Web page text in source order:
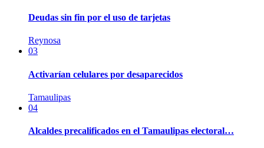
Deudas sin fin por el uso de tarjetas
Reynosa
03
Activarían celulares por desaparecidos
Tamaulipas
04
Alcaldes precalificados en el Tamaulipas electoral…